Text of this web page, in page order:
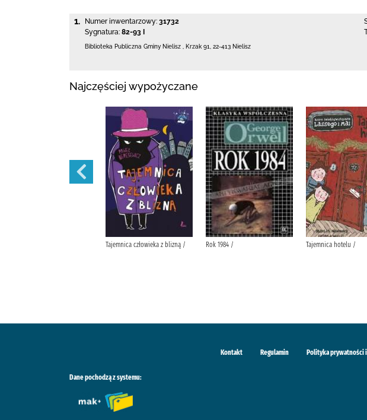
1. Numer inwentarzowy: 31732
Sygnatura: 82-93 I
Biblioteka Publiczna Gminy Nielisz Krzak 91 22-413 Nielisz
Najczęściej wypożyczane
Tajemnica człowieka z blizną / Rok 1984 / Tajemnica hotelu /
Kontakt Regulamin Polityka prywatności
Dane pochodzą z systemu: